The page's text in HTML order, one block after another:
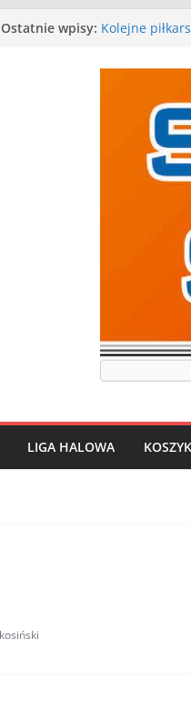
Ostatnie wpisy: Kolejne
I mamy
Mecz o
LIGA HALOWA